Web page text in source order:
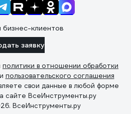
бизнес-клиентов
заявку
политики в отношении обработки
и пользовательского соглашения
свои данные в любой форме
сайте ВсеИнструменты.ру
ВсеИнструменты.ру